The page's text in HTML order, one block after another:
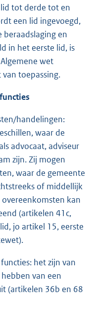
tot derde tot en
een lid ingevoegd,
beraadslaging en
in het eerste lid, is
wet
toepassing.
handelingen:
waar de
advocaat, adviseur
zijn. Zij mogen
waar de gemeente
of middellijk
kan
(artikelen 41c,
jo artikel 15, eerste
het zijn van
van een
(artikelen 36b en 68